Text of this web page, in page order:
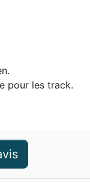
pour les track.